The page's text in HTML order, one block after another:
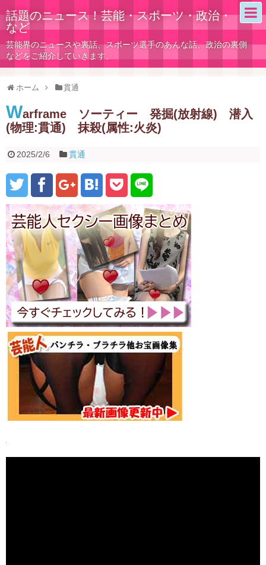
話題のニュース！芸能・スポーツ・政治・
など
芸能界のニュースや裏話、スポーツ選手のあんな話、政治の裏側
などをご紹介していきます。
ホーム 貫通
Warframe ソーティー 発掘(放射線) 潜入
(物理:貫通) 抹殺(属性:火炎)
2025/2/6 貫通